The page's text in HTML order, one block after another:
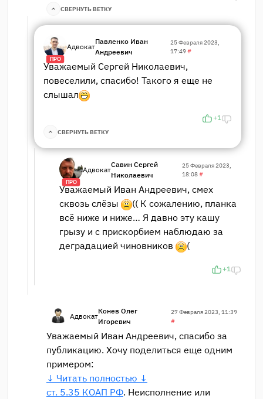
СВЕРНУТЬ ВЕТКУ
ПРО
Адвокат
Павленко Иван
Андреевич
25 Февраля 2023,
17:49#
Уважаемый Сергей Николаевич,
повеселили, спасибо! Такого я еще не
слышал
+1
СВЕРНУТЬ ВЕТКУ
ПРО
Адвокат
Савин Сергей
Николаевич
25 Февраля 2023,
18:08#
Уважаемый Иван Андреевич, смех
сквозь слёзы
(( К сожалению, планка
всё ниже и ниже… Я давно эту кашу
грызу и с прискорбием наблюдаю за
деградацией чиновников
(
+1
Адвокат
Конев Олег
Игоревич
27 Февраля 2023, 11:39
#
Уважаемый Иван Андреевич, спасибо за
публикацию. Хочу поделиться еще одним
примером:
↓ Читать полностью ↓
ст. 5.35 КОАП РФ. Неисполнение или